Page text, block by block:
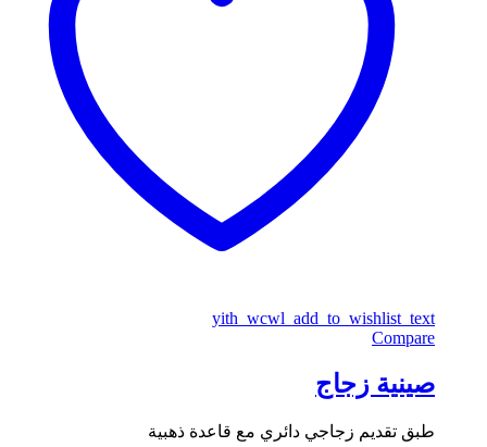
yith_wcwl_add_to_wishlist_text
Compare
صينية زجاج
طبق تقديم زجاجي دائري مع قاعدة ذهبية